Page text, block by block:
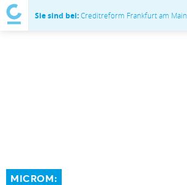
Sie sind bei:Creditreform Frankfurt am Main
MICROM: